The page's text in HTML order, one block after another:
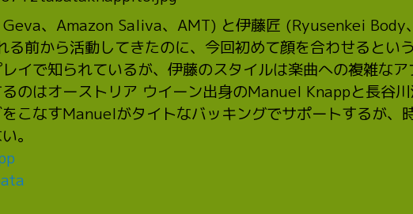
、Amazon Saliva、AMT) と伊藤匠 (Ryusenkei Body
る前から活動してきたのに、今回初めて顔を合わせるとい
イで知られているが、伊藤のスタイルは楽曲への複雑な
るのはオーストリア ウイーン出身のManuel Knappと長谷
こなすManuelがタイトなバッキングでサポートするが、
。